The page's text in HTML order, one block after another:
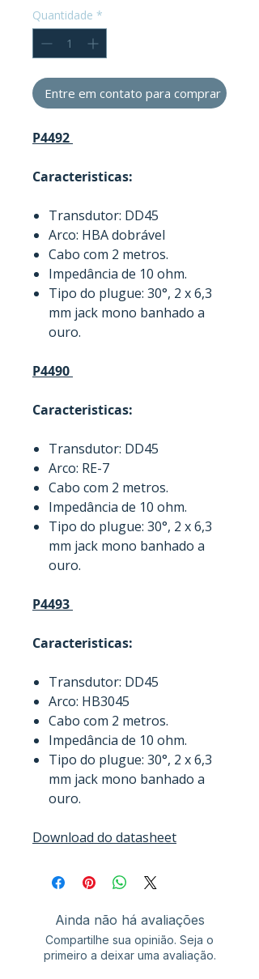
Quantidade *
Entre em contato para comprar
P4492
Caracteristicas:
Transdutor: DD45
Arco: HBA dobrável
Cabo com 2 metros.
Impedância de 10 ohm.
Tipo do plugue: 30°, 2 x 6,3
mm jack mono banhado a
ouro.
P4490
Caracteristicas:
Transdutor: DD45
Arco: RE-7
Cabo com 2 metros.
Impedância de 10 ohm.
Tipo do plugue: 30°, 2 x 6,3
mm jack mono banhado a
ouro.
P4493
Caracteristicas:
Transdutor: DD45
Arco: HB3045
Cabo com 2 metros.
Impedância de 10 ohm.
Tipo do plugue: 30°, 2 x 6,3
mm jack mono banhado a
ouro.
Download do datasheet
Ainda não há avaliações
Compartilhe sua opinião. Seja o
primeiro a deixar uma avaliação.